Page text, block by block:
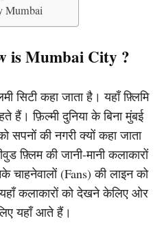
Mumbai
is Mumbai City ?
सिटी कहा जाता है। यहाँ फ़्लिमि
हैं। फ़िल्मी दुनिया के बिना मुंबई
सपनों की नगरी क्यों कहा जाता
फ़्लिम की जानी-मानी कलाकारों
(Fans) की लाइन को
कलाकारों को देखने केलिए ओर
यहाँ आते हैं।